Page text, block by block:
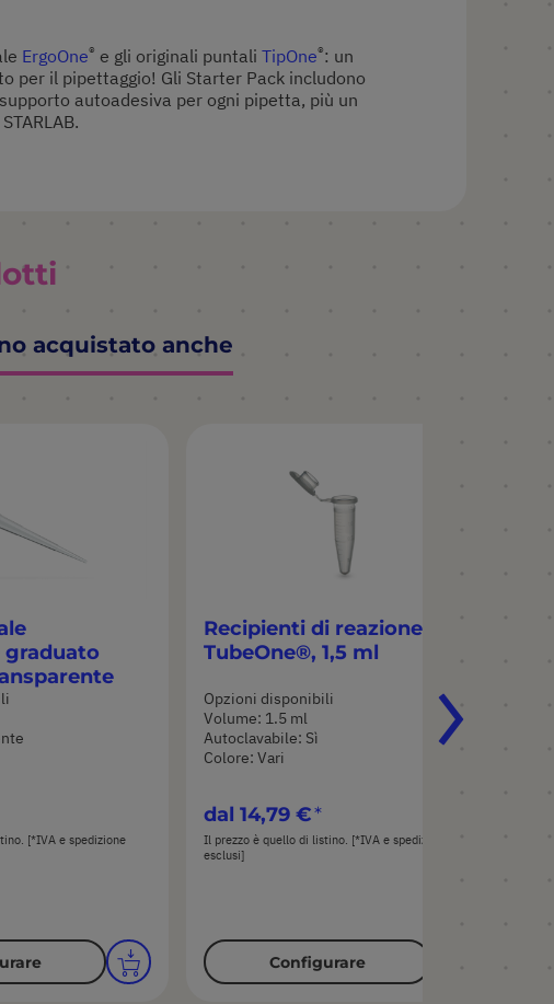
ErgoOne® e gli originali puntali TipOne®: un
per il pipettaggio! Gli Starter Pack includono
autoadesiva per ogni pipetta, più un
acquistato anche
[*IVA e spedizione
Recipienti di reazione
TubeOne®, 1,5 ml
Opzioni disponibili
Volume: 1.5 ml
Autoclavabile: Sì
Colore: Vari
dal 14,79 €
Il prezzo è quello di listino. [*IVA e spedizione
esclusi]
Configurare